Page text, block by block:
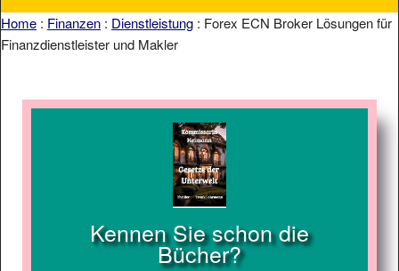
Home : Finanzen : Dienstleistung : Forex ECN Broker Lösungen für
Finanzdienstleister und Makler
Kennen Sie schon die
Bücher?